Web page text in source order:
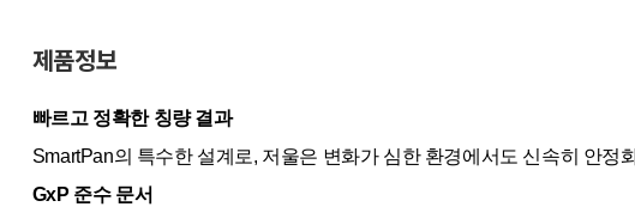
제품정보
빠르고 정확한 칭량 결과
SmartPan의 특수한 설계로, 저울은 변화가 심한 환경에서도 신속히 안정
GxP 준수 문서